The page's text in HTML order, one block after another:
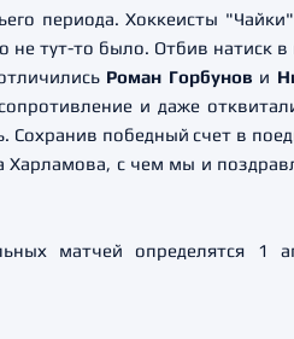
периода. Хоккеисты
тут-то было. Отбив натиск
Роман Горбунов и
и даже
Сохранив победный счет в
с чем мы и
матчей определятся 1